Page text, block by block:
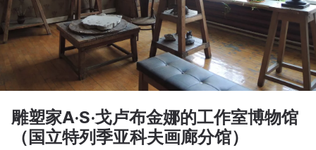
雕塑家A·S·戈卢布金娜的工作室博物馆
（国立特列季亚科夫画廊分馆）